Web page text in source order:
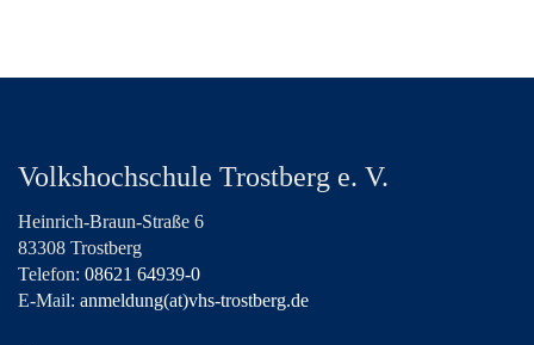
Volkshochschule Trostberg e. V.
Heinrich-Braun-Straße 6
83308 Trostberg
Telefon: 08621 64939-0
E-Mail: anmeldung(at)vhs-trostberg.de